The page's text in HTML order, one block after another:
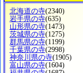
北海道の寺(2340)
岩手県の寺(635)
山形県の寺(1473)
茨城県の寺(1275)
群馬県の寺(1199)
千葉県の寺(2998)
神奈川県の寺(1905)
富山県の寺(1604)